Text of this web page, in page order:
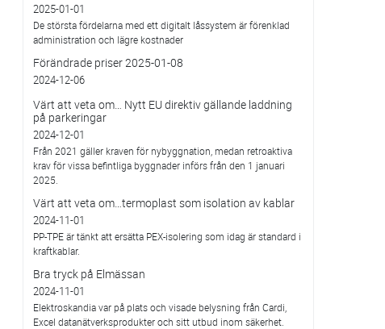
2025-01-01
De största fördelarna med ett digitalt låssystem är förenklad
administration och lägre kostnader
Förändrade priser 2025-01-08
2024-12-06
Värt att veta om… Nytt EU direktiv gällande laddning
på parkeringar
2024-12-01
Från 2021 gäller kraven för nybyggnation, medan retroaktiva
krav för vissa befintliga byggnader införs från den 1 januari
2025.
Värt att veta om…termoplast som isolation av kablar
2024-11-01
PP-TPE är tänkt att ersätta PEX-isolering som idag är standard i
kraftkablar.
Bra tryck på Elmässan
2024-11-01
Elektroskandia var på plats och visade belysning från Cardi,
Excel datanätverksprodukter och sitt utbud inom säkerhet.